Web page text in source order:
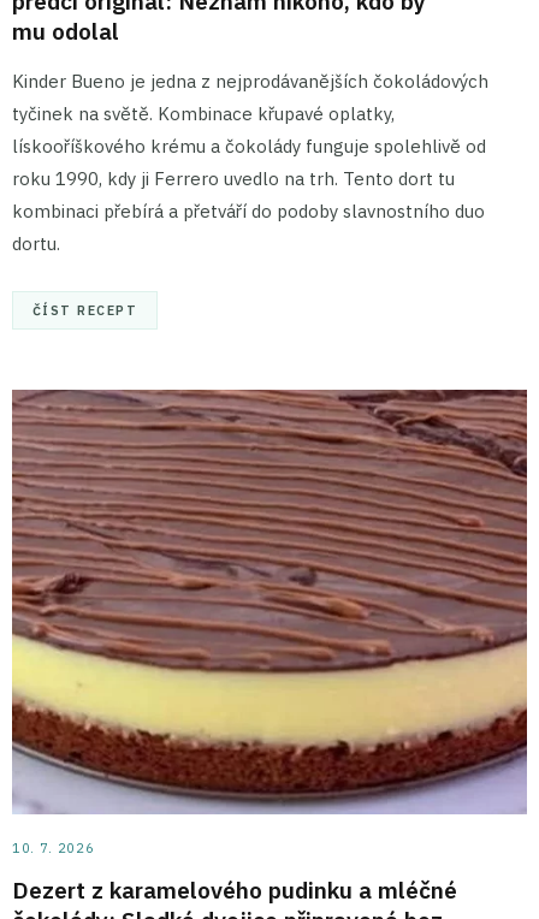
mu odolal
Kinder Bueno je jedna z nejprodávanějších čokoládových
tyčinek na světě. Kombinace křupavé oplatky,
lískooříškového krému a čokolády funguje spolehlivě od
roku 1990, kdy ji Ferrero uvedlo na trh. Tento dort tu
kombinaci přebírá a přetváří do podoby slavnostního duo
dortu.
ČÍST RECEPT
10. 7. 2026
Dezert z karamelového pudinku a mléčné